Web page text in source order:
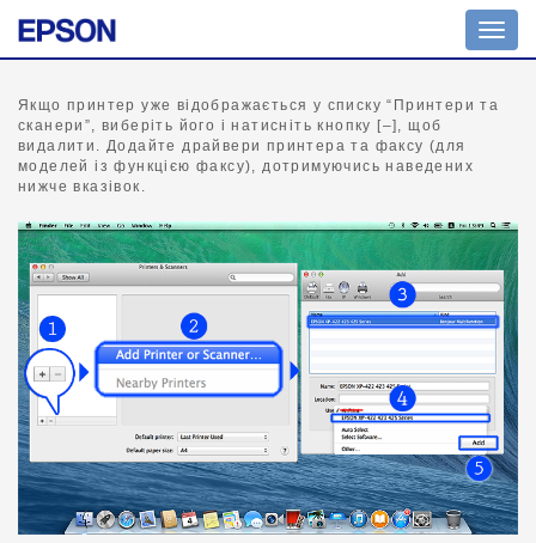
Якщо принтер уже відображається у списку “Принтери та
сканери”, виберіть його і натисніть кнопку [–], щоб
видалити. Додайте драйвери принтера та факсу (для
моделей із функцією факсу), дотримуючись наведених
нижче вказівок.